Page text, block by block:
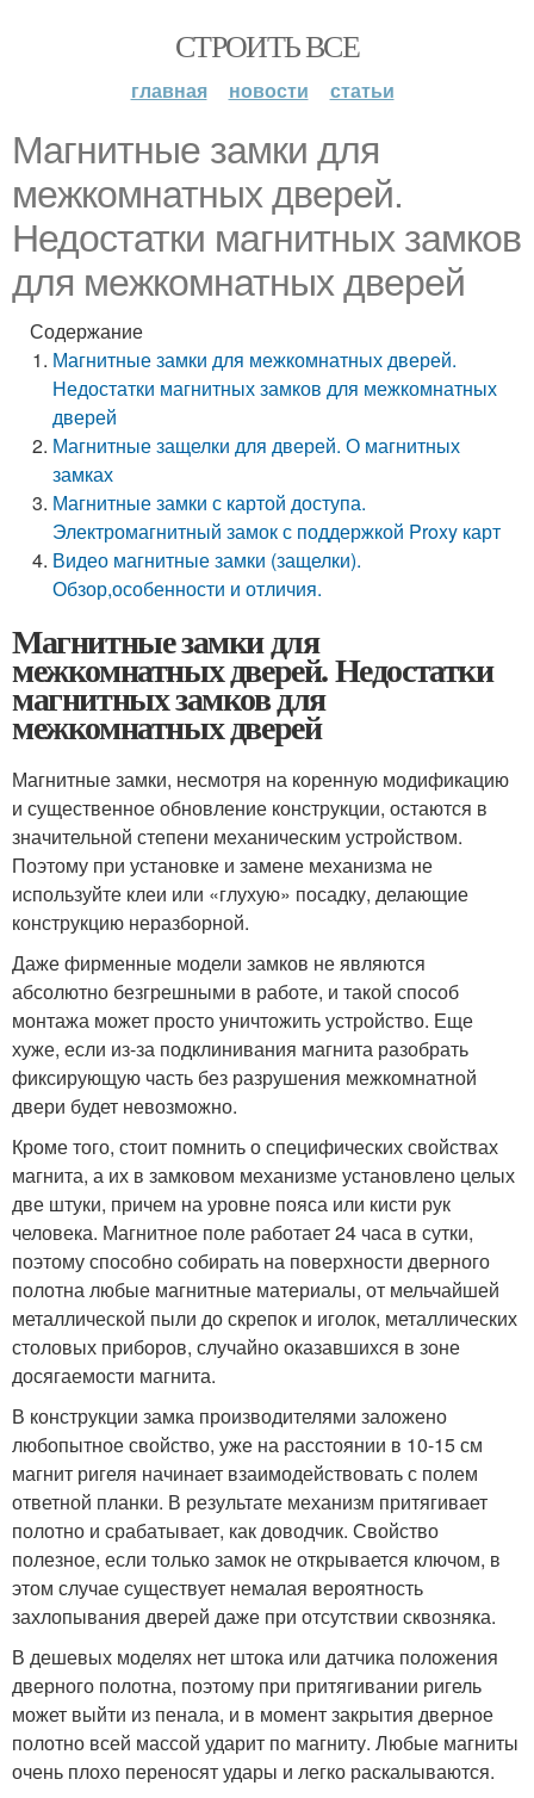
СТРОИТЬ ВСЕ
главная новости статьи
Магнитные замки для
межкомнатных дверей.
Недостатки магнитных замков
для межкомнатных дверей
Содержание
Магнитные замки для межкомнатных дверей.
Недостатки магнитных замков для межкомнатных
дверей
Магнитные защелки для дверей. О магнитных
замках
Магнитные замки с картой доступа.
Электромагнитный замок с поддержкой Proxy карт
Видео магнитные замки (защелки).
Обзор,особенности и отличия.
Магнитные замки для
межкомнатных дверей. Недостатки
магнитных замков для
межкомнатных дверей
Магнитные замки, несмотря на коренную модификацию
и существенное обновление конструкции, остаются в
значительной степени механическим устройством.
Поэтому при установке и замене механизма не
используйте клеи или «глухую» посадку, делающие
конструкцию неразборной.
Даже фирменные модели замков не являются
абсолютно безгрешными в работе, и такой способ
монтажа может просто уничтожить устройство. Еще
хуже, если из-за подклинивания магнита разобрать
фиксирующую часть без разрушения межкомнатной
двери будет невозможно.
Кроме того, стоит помнить о специфических свойствах
магнита, а их в замковом механизме установлено целых
две штуки, причем на уровне пояса или кисти рук
человека. Магнитное поле работает 24 часа в сутки,
поэтому способно собирать на поверхности дверного
полотна любые магнитные материалы, от мельчайшей
металлической пыли до скрепок и иголок, металлических
столовых приборов, случайно оказавшихся в зоне
досягаемости магнита.
В конструкции замка производителями заложено
любопытное свойство, уже на расстоянии в 10-15 см
магнит ригеля начинает взаимодействовать с полем
ответной планки. В результате механизм притягивает
полотно и срабатывает, как доводчик. Свойство
полезное, если только замок не открывается ключом, в
этом случае существует немалая вероятность
захлопывания дверей даже при отсутствии сквозняка.
В дешевых моделях нет штока или датчика положения
дверного полотна, поэтому при притягивании ригель
может выйти из пенала, и в момент закрытия дверное
полотно всей массой ударит по магниту. Любые магниты
очень плохо переносят удары и легко раскалываются.